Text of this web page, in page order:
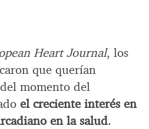
Heart Journal, los
que querían
momento del
el creciente interés en
en la salud.